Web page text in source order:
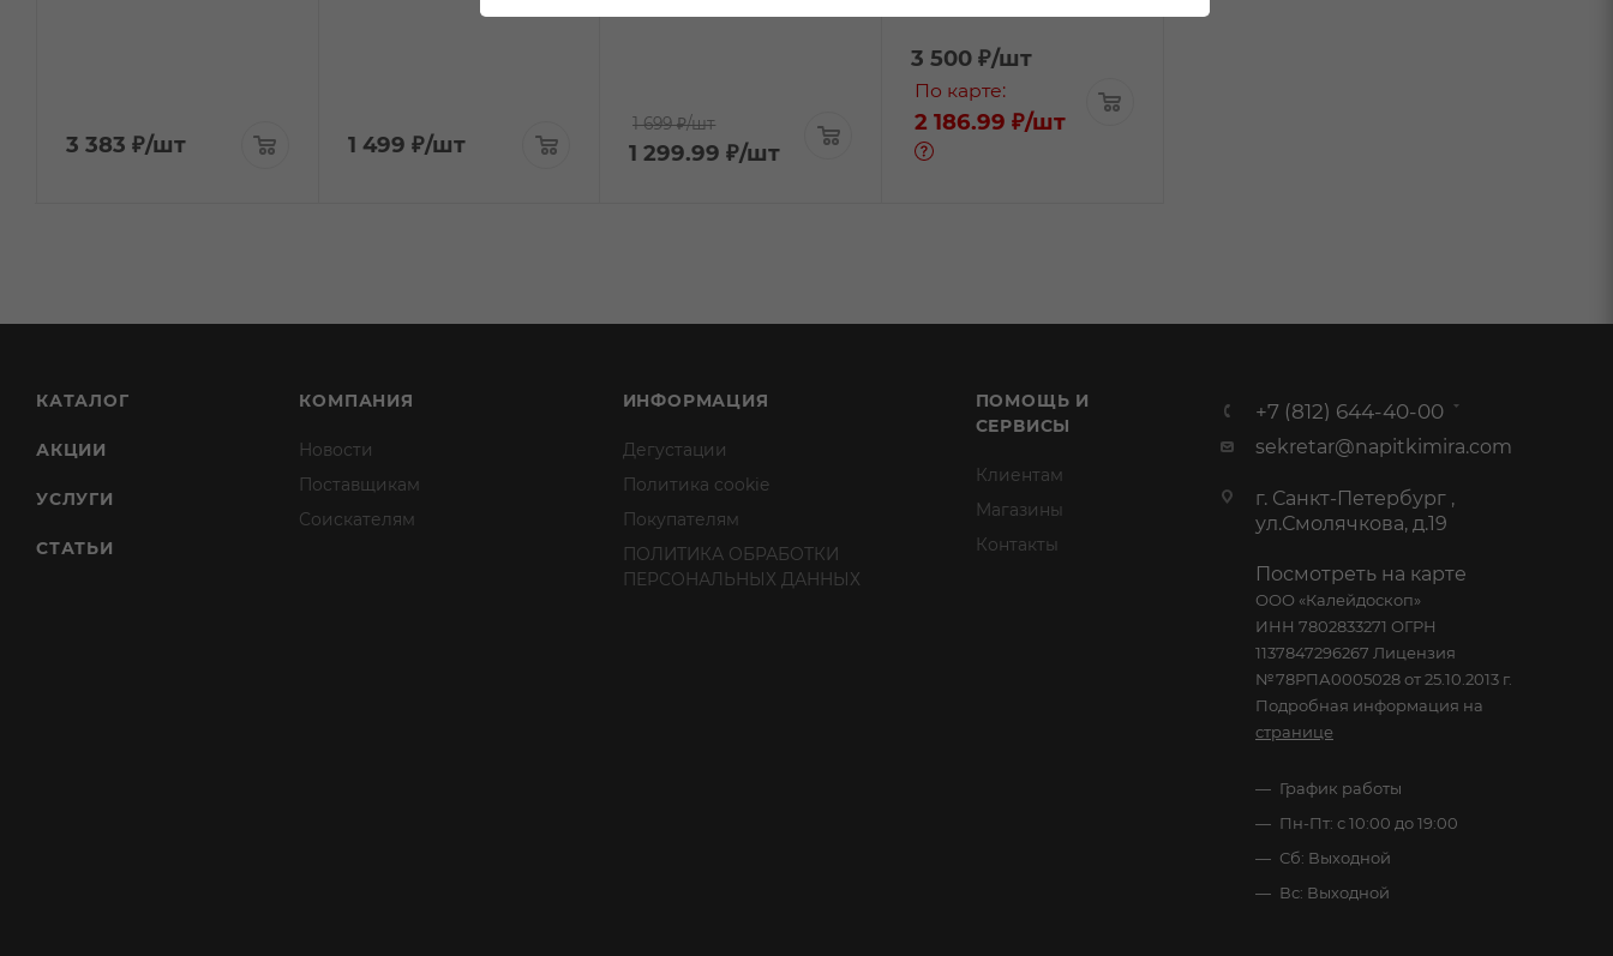
3 383 ₽/шт 1 499 ₽/шт
1 699 ₽/шт
1 299.99 ₽/шт
3 500 ₽/шт
По карте:
2 186.99 ₽/шт
КАТАЛОГ
АКЦИИ
УСЛУГИ
СТАТЬИ
КОМПАНИЯ
Новости
Поставщикам
Соискателям
ИНФОРМАЦИЯ
Дегустации
Политика cookie
Покупателям
ПОЛИТИКА ОБРАБОТКИ
ПЕРСОНАЛЬНЫХ ДАННЫХ
ПОМОЩЬ И
СЕРВИСЫ
Клиентам
Магазины
Контакты
+7 (812) 644-40-00
sekretar@napitkimira.com
г. Санкт-Петербург ,
ул.Смолячкова, д.19
Посмотреть на карте
ООО «Калейдоскоп»
ИНН 7802833271 ОГРН
1137847296267 Лицензия
№78РПА0005028 от 25.10.2013 г.
Подробная информация на
странице
График работы
Пн-Пт: с 10:00 до 19:00
Сб: Выходной
Вс: Выходной